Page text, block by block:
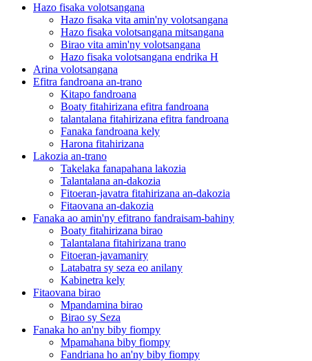
Hazo fisaka volotsangana
Hazo fisaka vita amin'ny volotsangana
Hazo fisaka volotsangana mitsangana
Birao vita amin'ny volotsangana
Hazo fisaka volotsangana endrika H
Arina volotsangana
Efitra fandroana an-trano
Kitapo fandroana
Boaty fitahirizana efitra fandroana
talantalana fitahirizana efitra fandroana
Fanaka fandroana kely
Harona fitahirizana
Lakozia an-trano
Takelaka fanapahana lakozia
Talantalana an-dakozia
Fitoeran-javatra fitahirizana an-dakozia
Fitaovana an-dakozia
Fanaka ao amin'ny efitrano fandraisam-bahiny
Boaty fitahirizana birao
Talantalana fitahirizana trano
Fitoeran-javamaniry
Latabatra sy seza eo anilany
Kabinetra kely
Fitaovana birao
Mpandamina birao
Birao sy Seza
Fanaka ho an'ny biby fiompy
Mpamahana biby fiompy
Fandriana ho an'ny biby fiompy